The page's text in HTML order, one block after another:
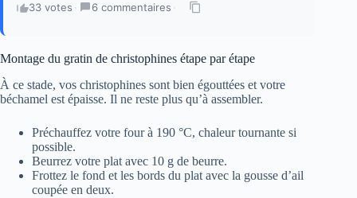
33 votes · 6 commentaires ·
Montage du gratin de christophines étape par étape
À ce stade, vos christophines sont bien égouttées et votre
béchamel est épaisse. Il ne reste plus qu’à assembler.
Préchauffez votre four à 190 °C, chaleur tournante si
possible.
Beurrez votre plat avec 10 g de beurre.
Frottez le fond et les bords du plat avec la gousse d’ail
coupée en deux.